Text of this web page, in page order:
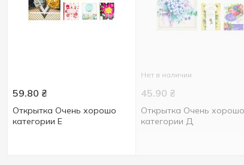
59.80 ₴
Открытка Очень хорошо
категории Е
Нет в наличии
45.90 ₴
Открытка Очень хорошо
категории Д